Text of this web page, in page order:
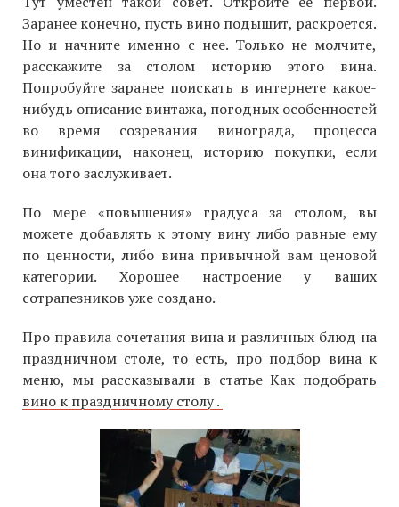
Заранее конечно, пусть вино подышит, раскроется.
Но и начните именно с нее. Только не молчите,
расскажите за столом историю этого вина.
Попробуйте заранее поискать в интернете какое-
нибудь описание винтажа, погодных особенностей
во время созревания винограда, процесса
винификации, наконец, историю покупки, если
она того заслуживает.
По мере «повышения» градуса за столом, вы
можете добавлять к этому вину либо равные ему
по ценности, либо вина привычной вам ценовой
категории. Хорошее настроение у ваших
сотрапезников уже создано.
Про правила сочетания вина и различных блюд на
праздничном столе, то есть, про подбор вина к
меню, мы рассказывали в статьеКак подобрать
вино к праздничному столу .